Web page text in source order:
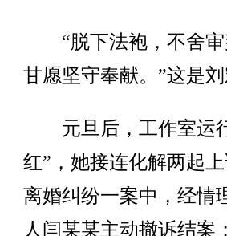
“脱下法袍，不舍审
甘愿坚守奉献。”这是刘
元旦后，工作室运
红”，她接连化解两起
离婚纠纷一案中，经情
人闫某某主动撤诉结案